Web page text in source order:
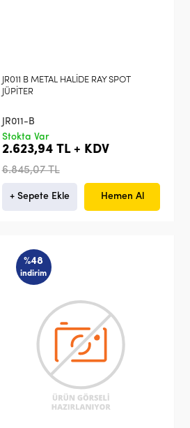
JR011 B METAL HALİDE RAY SPOT
JÜPİTER
JR011-B
Stokta Var
2.623,94 TL + KDV
6.845,07 TL
+ Sepete Ekle Hemen Al
%48
indirim